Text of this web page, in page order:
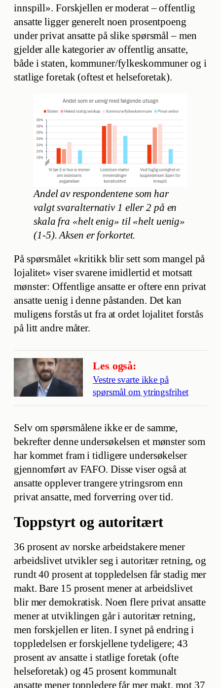
innspill». Forskjellen er moderat – offentlig
ansatte ligger generelt noen prosentpoeng
under privat ansatte på slike spørsmål – men
gjelder alle kategorier av offentlig ansatte,
både i staten, kommuner/fylkeskommuner og i
statlige foretak (oftest et helseforetak).
Andel av respondentene som har
valgt svaralternativ 1 eller 2 på en
skala fra «helt enig» til «helt uenig»
(1-5). Aksen er forkortet.
På spørsmålet «kritikk blir sett som mangel på
lojalitet» viser svarene imidlertid et motsatt
mønster: Offentlige ansatte er oftere enn privat
ansatte uenig i denne påstanden. Det kan
muligens forstås ut fra at ordet lojalitet forstås
på litt andre måter.
Les også:
Vestre svarte ikke på
spørsmål om ytringsfrihet
Selv om spørsmålene ikke er de samme,
bekrefter denne undersøkelsen et mønster som
har kommet fram i tidligere undersøkelser
gjennomført av FAFO. Disse viser også at
ansatte opplever trangere ytringsrom enn
privat ansatte, med forverring over tid.
Toppstyrt og autoritært
36 prosent av norske arbeidstakere mener
arbeidslivet utvikler seg i autoritær retning, og
rundt 40 prosent at toppledelsen får stadig mer
makt. Bare 15 prosent mener at arbeidslivet
blir mer demokratisk. Noen flere privat ansatte
mener at utviklingen går i autoritær retning,
men forskjellen er liten. I synet på endring i
toppledelsen er forskjellene tydeligere; 43
prosent av ansatte i statlige foretak (ofte
helseforetak) og 45 prosent kommunalt
ansatte mener toppledere får mer makt, mot 37